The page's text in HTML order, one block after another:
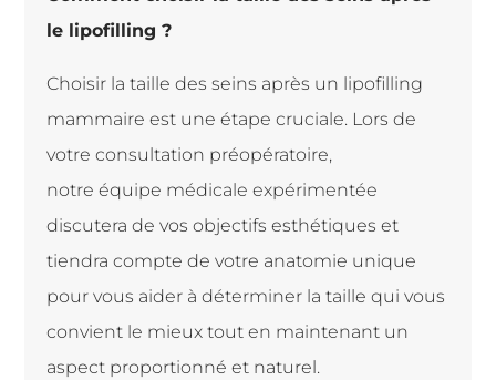
le lipofilling ?
Choisir la taille des seins après un lipofilling
mammaire est uneétape cruciale. Lors de
votre consultation préopératoire,
notreéquipe médicale expérimentée
discutera de vos objectifs esthétiques et
tiendra compte de votre anatomie unique
pour vous aider à déterminer la taille qui vous
convient le mieux tout en maintenant un
aspect proportionné et naturel.